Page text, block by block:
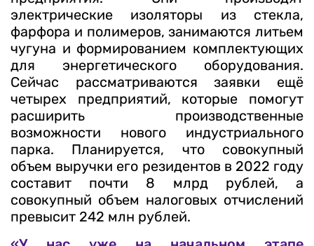
электрические изоляторы из стекла,
фарфора и полимеров, занимаются литьем
чугуна и формированием комплектующих
для энергетического оборудования.
Сейчас рассматриваются заявки ещё
четырех предприятий, которые помогут
расширить производственные
возможности нового индустриального
парка. Планируется, что совокупный
объем выручки его резидентов в 2022 году
составит почти 8 млрд рублей, а
совокупный объем налоговых отчислений
превысит 242 млн рублей.